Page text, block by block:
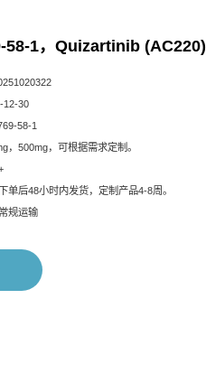
58-1，Quizartinib (AC220)
12-30
58-1
，500mg，可根据需求定制。
单后48小时内发货，定制产品4-8周。
规运输